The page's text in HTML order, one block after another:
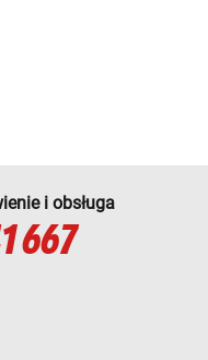
i obsługa
667